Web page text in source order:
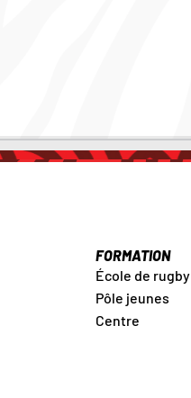
FORMATION
École de rugby
Pôle jeunes
Centre